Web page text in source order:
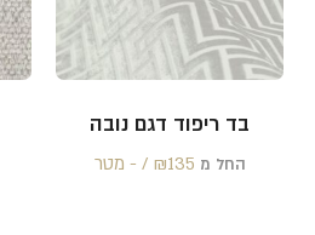
בד ריפוד דגם נובה
החל מ ₪135 /‏‏‎ ‎- מטר